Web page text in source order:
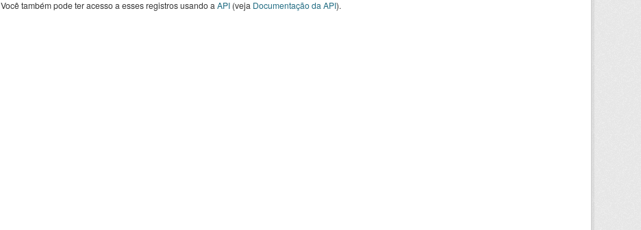
Você também pode ter acesso a esses registros usando a API(veja Documentação da API).